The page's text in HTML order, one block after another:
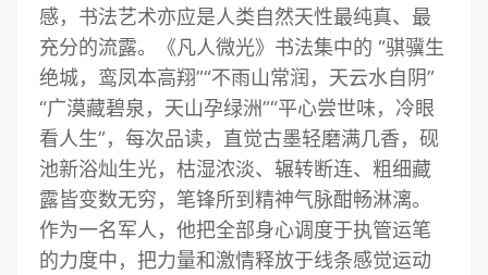
感，书法艺术亦应是人类自然天性最纯真、最
充分的流露。《凡人微光》书法集中的 “骐骥生
绝城，鸾凤本高翔”“不雨山常润，天云水自阴”
“广漠藏碧泉，天山孕绿洲”“平心尝世味，冷眼
看人生”，每次品读，直觉古墨轻磨满几香，砚
池新浴灿生光，枯湿浓淡、辗转断连、粗细藏
露皆变数无穷，笔锋所到精神气脉酣畅淋漓。
作为一名军人，他把全部身心调度于执管运笔
的力度中，把力量和激情释放于线条感觉运动